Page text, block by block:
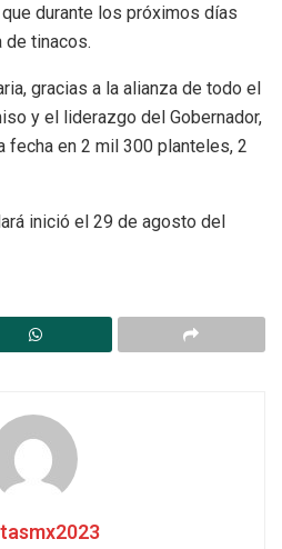
durante los próximos días
de tinacos.
gracias a la alianza de todo el
y el liderazgo del Gobernador,
fecha en 2 mil 300 planteles, 2
inició el 29 de agosto del